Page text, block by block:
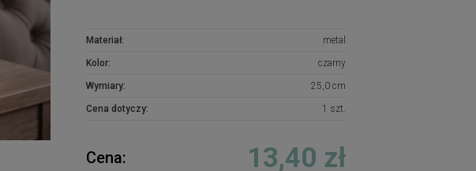
Materiał: metal
Kolor: czarny
Wymiary: 25,0 cm
Cena dotyczy: 1 szt.
Cena: 13,40 zł